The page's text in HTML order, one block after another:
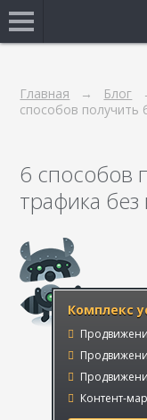
Главная Блог
способов
6 способов
трафика
Комплекс
Контент-